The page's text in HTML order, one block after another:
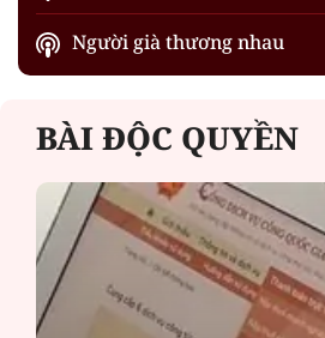
Người già thương nhau
BÀI ĐỘC QUYỀN